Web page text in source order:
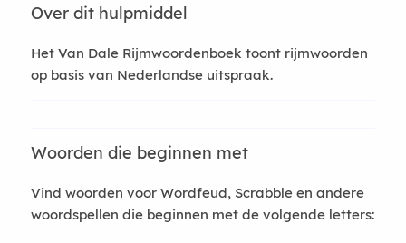
Over dit hulpmiddel
Het Van Dale Rijmwoordenboek toont rijmwoorden
op basis van Nederlandse uitspraak.
Woorden die beginnen met
Vind woorden voor Wordfeud, Scrabble en andere
woordspellen die beginnen met de volgende letters: